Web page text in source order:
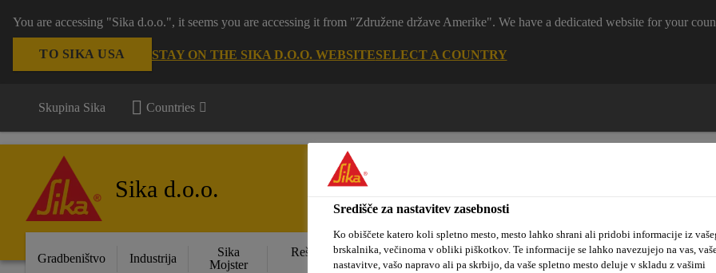
You are accessing "Sika d.o.o.", it seems you are accessing it from "Združene države Amerike". We have a dedicated website for your
TO SIKA USA STAY ON THE SIKA D.O.O. WEBSITESELECT A COUNTRY
Skupina Sika Countries
Sika d.o.o.
Gradbeništvo Industrija
Sika
Mojster
Rešitve za stanovanjske
objekte
Sika hidroizolacijske
rešitve
Kotiček za
arhitekte
Središče za nastavitev zasebnosti
Ko obiščete katero koli spletno mesto, mesto lahko shrani ali pridobi informacije iz
brskalnika, večinoma v obliki piškotkov. Te informacije se lahko navezujejo na vas,
nastavitve, vašo napravo ali pa skrbijo, da vaše spletno mesto deluje v skladu z vašimi